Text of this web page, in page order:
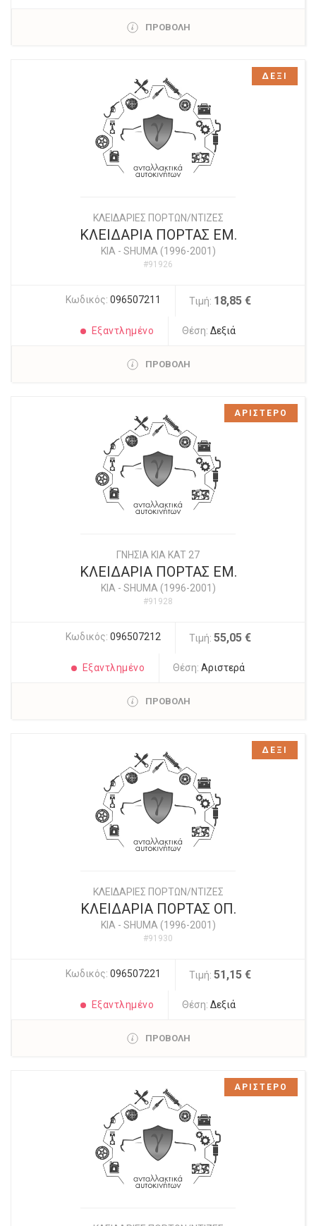
ΠΡΟΒΟΛΗ
ΚΛΕΙΔΑΡΙΕΣ ΠΟΡΤΩΝ/ΝΤΙΖΕΣ
ΚΛΕΙΔΑΡΙΑ ΠΟΡΤΑΣ ΕΜ.
KIA - SHUMA (1996-2001)
#91926
Κωδικός: 096507211 Τιμή: 18,85 €
Εξαντλημένο Θέση:Δεξιά
ΠΡΟΒΟΛΗ
ΔΕΞΙ
ΓΝΗΣΙΑ KIA KAT 27
ΚΛΕΙΔΑΡΙΑ ΠΟΡΤΑΣ ΕΜ.
KIA - SHUMA (1996-2001)
#91928
Κωδικός: 096507212 Τιμή: 55,05 €
Εξαντλημένο Θέση:Αριστερά
ΠΡΟΒΟΛΗ
ΑΡΙΣΤΕΡΟ
ΚΛΕΙΔΑΡΙΕΣ ΠΟΡΤΩΝ/ΝΤΙΖΕΣ
ΚΛΕΙΔΑΡΙΑ ΠΟΡΤΑΣ ΟΠ.
KIA - SHUMA (1996-2001)
#91930
Κωδικός: 096507221 Τιμή: 51,15 €
Εξαντλημένο Θέση:Δεξιά
ΠΡΟΒΟΛΗ
ΔΕΞΙ
ΑΡΙΣΤΕΡΟ